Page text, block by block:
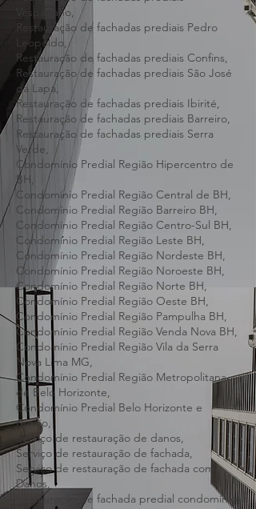
Restauração de fachadas prediais
Vespasiano,
Restauração de fachadas prediais Pedro
Leopoldo,
Restauração de fachadas prediais Confins,
Restauração de fachadas prediais São José
da Lapa,
Restauração de fachadas prediais Ibirité,
Restauração de fachadas prediais Barreiro,
Restauração de fachadas prediais Serra
Verde,
Condomínio Predial Região Hipercentro de
BH,
Condomínio Predial Região Central de BH,
Condomínio Predial Região Barreiro BH,
Condomínio Predial Região Centro-Sul BH,
Condomínio Predial Região Leste BH,
Condomínio Predial Região Nordeste BH,
Condomínio Predial Região Noroeste BH,
Condomínio Predial Região Norte BH,
Condomínio Predial Região Oeste BH,
Condomínio Predial Região Pampulha BH,
Condomínio Predial Região Venda Nova BH,
Condomínio Predial Região Vila da Serra
Nova Lima MG,
Condomínio Predial Região Metropolitana
de Belo Horizonte,
Condomínio Predial Belo Horizonte e
região,
Serviço de restauração de danos,
Serviço de restauração de fachada,
Serviço de restauração de fachada com